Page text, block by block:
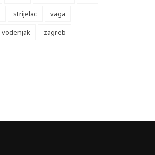
strijelac
vaga
vodenjak
zagreb